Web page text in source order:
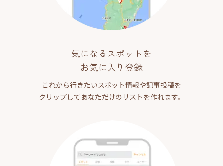
気になるスポットを
お気に入り登録
これから行きたいスポット情報や記事投稿を
クリップしてあなただけのリストを作れます。